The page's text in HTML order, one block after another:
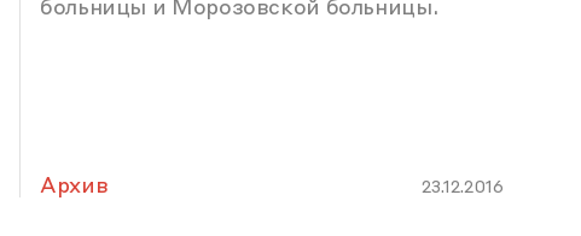
больницы и Морозовской больницы.
Архив 23.12.2016